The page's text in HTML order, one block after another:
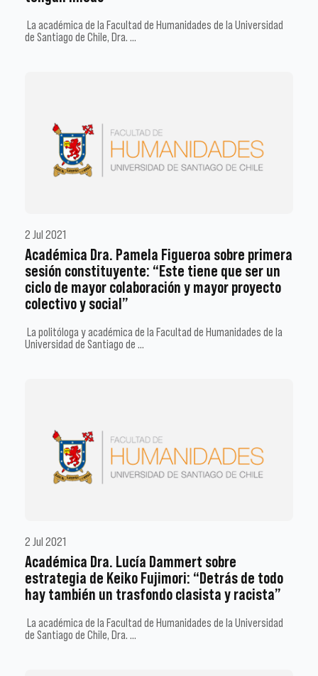
La académica de la Facultad de Humanidades de la Universidad
de Santiago de Chile, Dra. …
2 Jul 2021
Académica Dra. Pamela Figueroa sobre primera
sesión constituyente: “Este tiene que ser un
ciclo de mayor colaboración y mayor proyecto
colectivo y social”
La politóloga y académica de la Facultad de Humanidades de la
Universidad de Santiago de …
2 Jul 2021
Académica Dra. Lucía Dammert sobre
estrategia de Keiko Fujimori: “Detrás de todo
hay también un trasfondo clasista y racista”
La académica de la Facultad de Humanidades de la Universidad
de Santiago de Chile, Dra. …